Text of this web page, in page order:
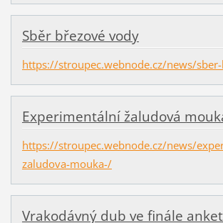
Sběr březové vody
https://stroupec.webnode.cz/news/
Experimentální žaludová
https://stroupec.webnode.cz/news/
zaludova-mouka-/
Vrakodávný dub ve finále